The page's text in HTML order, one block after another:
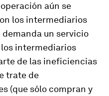
aún se
los intermediarios
un servicio
los intermediarios
de las ineficiencias
trate de
(que sólo compran y